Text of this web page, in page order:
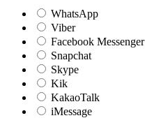
WhatsApp
Viber
Facebook Messenger
Snapchat
Skype
Kik
KakaoTalk
iMessage